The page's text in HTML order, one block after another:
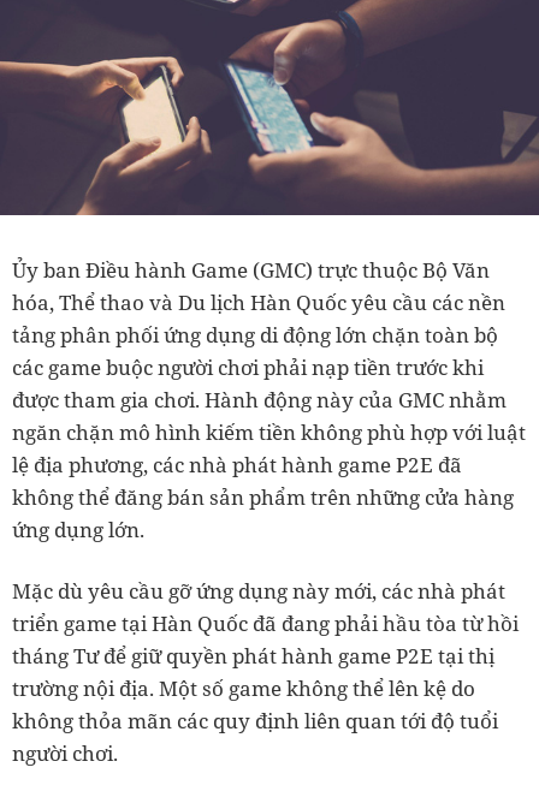
Ủy ban Điều hành Game (GMC) trực thuộc Bộ Văn
hóa, Thể thao và Du lịch Hàn Quốc yêu cầu các nền
tảng phân phối ứng dụng di động lớn chặn toàn bộ
các game buộc người chơi phải nạp tiền trước khi
được tham gia chơi. Hành động này của GMC nhằm
ngăn chặn mô hình kiếm tiền không phù hợp với luật
lệ địa phương, các nhà phát hành game P2E đã
không thể đăng bán sản phẩm trên những cửa hàng
ứng dụng lớn.
Mặc dù yêu cầu gỡ ứng dụng này mới, các nhà phát
triển game tại Hàn Quốc đã đang phải hầu tòa từ hồi
tháng Tư để giữ quyền phát hành game P2E tại thị
trường nội địa. Một số game không thể lên kệ do
không thỏa mãn các quy định liên quan tới độ tuổi
người chơi.